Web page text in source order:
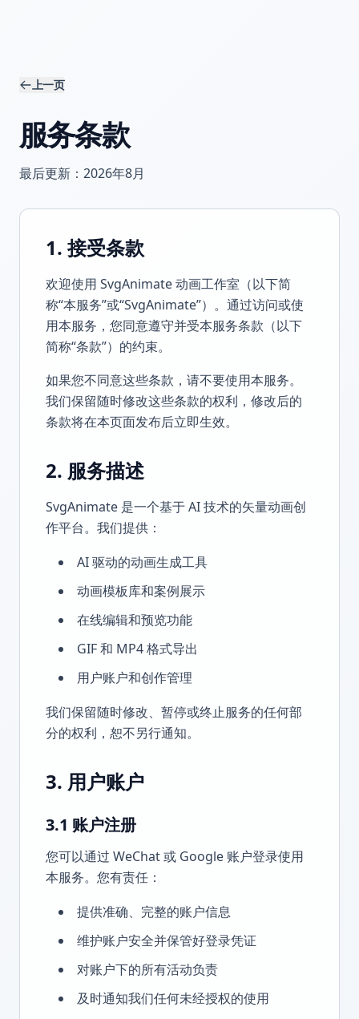
上一页
服务条款
最后更新：2026年8月
1. 接受条款
欢迎使用 SvgAnimate 动画工作室（以下简
称“本服务”或“SvgAnimate”）。通过访问或使
用本服务，您同意遵守并受本服务条款（以下
简称“条款”）的约束。
如果您不同意这些条款，请不要使用本服务。
我们保留随时修改这些条款的权利，修改后的
条款将在本页面发布后立即生效。
2. 服务描述
SvgAnimate 是一个基于 AI 技术的矢量动画创
作平台。我们提供：
AI 驱动的动画生成工具
动画模板库和案例展示
在线编辑和预览功能
GIF 和 MP4 格式导出
用户账户和创作管理
我们保留随时修改、暂停或终止服务的任何部
分的权利，恕不另行通知。
3. 用户账户
3.1 账户注册
您可以通过 WeChat 或 Google 账户登录使用
本服务。您有责任：
提供准确、完整的账户信息
维护账户安全并保管好登录凭证
对账户下的所有活动负责
及时通知我们任何未经授权的使用